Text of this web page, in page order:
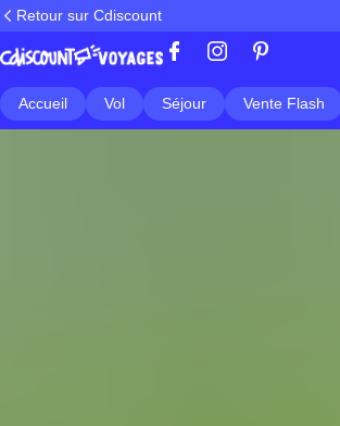
Retour sur Cdiscount
Accueil Vol Séjour Vente Flash